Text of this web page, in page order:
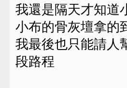
我還是隔天才知道
小布的骨灰壇拿的
我最後也只能請人
段路程